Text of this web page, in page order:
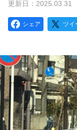
更新日：2025.03.31
シェア ツイ